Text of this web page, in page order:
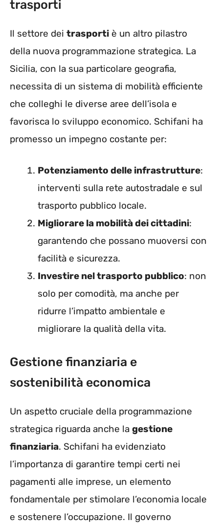
trasporti
Il settore dei trasporti è un altro pilastro
della nuova programmazione strategica. La
Sicilia, con la sua particolare geografia,
necessita di un sistema di mobilità efficiente
che colleghi le diverse aree dell’isola e
favorisca lo sviluppo economico. Schifani ha
promesso un impegno costante per:
Potenziamento delle infrastrutture:
interventi sulla rete autostradale e sul
trasporto pubblico locale.
Migliorare la mobilità dei cittadini:
garantendo che possano muoversi con
facilità e sicurezza.
Investire nel trasporto pubblico: non
solo per comodità, ma anche per
ridurre l’impatto ambientale e
migliorare la qualità della vita.
Gestione finanziaria e
sostenibilità economica
Un aspetto cruciale della programmazione
strategica riguarda anche la gestione
finanziaria. Schifani ha evidenziato
l’importanza di garantire tempi certi nei
pagamenti alle imprese, un elemento
fondamentale per stimolare l’economia locale
e sostenere l’occupazione. Il governo